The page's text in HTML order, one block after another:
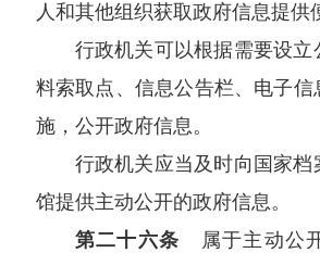
人和其他组织获取政府信息提供
行政机关可以根据需要设立
料索取点、信息公告栏、电子信
施，公开政府信息。
行政机关应当及时向国家档
馆提供主动公开的政府信息。
第二十六条 属于主动公